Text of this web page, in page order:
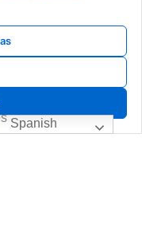
gasoleo, Cambio de caldera
caldera, venta de calderas,
fagor, junkers,
fondital, tifell, thermor,
Spanish